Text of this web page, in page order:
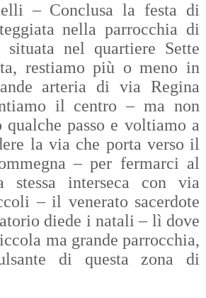
– Conclusa la festa di
nella parrocchia di
situata nel quartiere Sette
restiamo più o meno in
arteria di via Regina
il centro – ma non
passo e voltiamo a
la via che porta verso il
– per fermarci al
stessa interseca con via
– il venerato sacerdote
diede i natali – lì dove
ma grande parrocchia,
di questa zona di